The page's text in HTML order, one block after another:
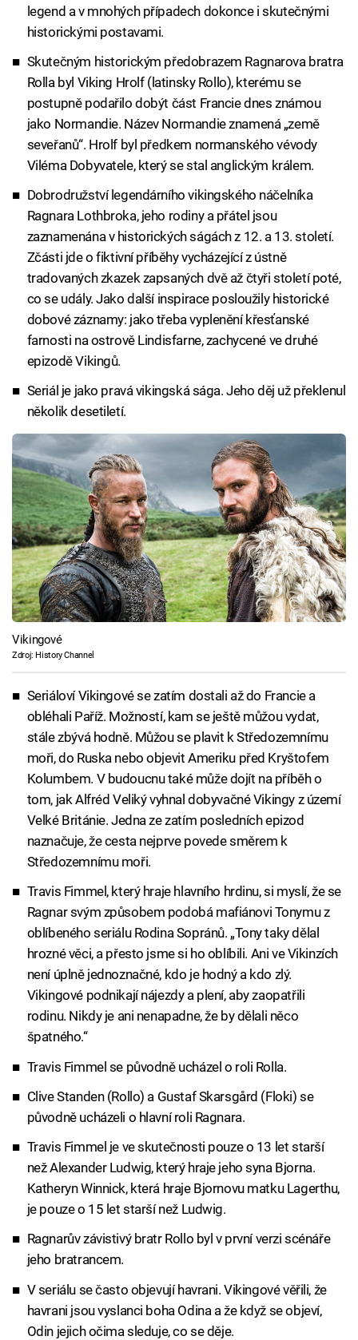
legend a v mnohých případech dokonce i skutečnými
historickými postavami.
Skutečným historickým předobrazem Ragnarova bratra
Rolla byl Viking Hrolf (latinsky Rollo), kterému se
postupně podařilo dobýt část Francie dnes známou
jako Normandie. Název Normandie znamená „země
seveřanů“. Hrolf byl předkem normanského vévody
Viléma Dobyvatele, který se stal anglickým králem.
Dobrodružství legendárního vikingského náčelníka
Ragnara Lothbroka, jeho rodiny a přátel jsou
zaznamenána v historických ságách z 12. a 13. století.
Zčásti jde o fiktivní příběhy vycházející z ústně
tradovaných zkazek zapsaných dvě až čtyři století poté,
co se udály. Jako další inspirace posloužily historické
dobové záznamy: jako třeba vyplenění křesťanské
farnosti na ostrově Lindisfarne, zachycené ve druhé
epizodě Vikingů.
Seriál je jako pravá vikingská sága. Jeho děj už překlenul
několik desetiletí.
Vikingové
Zdroj: History Channel
Seriáloví Vikingové se zatím dostali až do Francie a
obléhali Paříž. Možností, kam se ještě můžou vydat,
stále zbývá hodně. Můžou se plavit k Středozemnímu
moři, do Ruska nebo objevit Ameriku před Kryštofem
Kolumbem. V budoucnu také může dojít na příběh o
tom, jak Alfréd Veliký vyhnal dobyvačné Vikingy z území
Velké Británie. Jedna ze zatím posledních epizod
naznačuje, že cesta nejprve povede směrem k
Středozemnímu moři.
Travis Fimmel, který hraje hlavního hrdinu, si myslí, že se
Ragnar svým způsobem podobá mafiánovi Tonymu z
oblíbeného seriálu Rodina Sopránů. „Tony taky dělal
hrozné věci, a přesto jsme si ho oblíbili. Ani ve Vikinzích
není úplně jednoznačné, kdo je hodný a kdo zlý.
Vikingové podnikají nájezdy a plení, aby zaopatřili
rodinu. Nikdy je ani nenapadne, že by dělali něco
špatného.“
Travis Fimmel se původně ucházel o roli Rolla.
Clive Standen (Rollo) a Gustaf Skarsgård (Floki) se
původně ucházeli o hlavní roli Ragnara.
Travis Fimmel je ve skutečnosti pouze o 13 let starší
než Alexander Ludwig, který hraje jeho syna Bjorna.
Katheryn Winnick, která hraje Bjornovu matku Lagerthu,
je pouze o 15 let starší než Ludwig.
Ragnarův závistivý bratr Rollo byl v první verzi scénáře
jeho bratrancem.
V seriálu se často objevují havrani. Vikingové věřili, že
havrani jsou vyslanci boha Odina a že když se objeví,
Odin jejich očima sleduje, co se děje.